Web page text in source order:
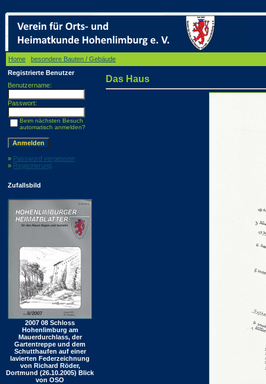
Home besondere Bauten / Gebäude
Registrierte Benutzer
Benutzername:
Passwort:
Beim nächsten Besuch
automatisch anmelden?
» Password vergessen
» Registrierung
Zufallsbild
2007 08 Schloss
Hohenlimburg am
Mauerdurchlass, der
Gartentreppe und dem
Schutthaufen auf einer
lavierten Federzeichnung
von Richard Röder,
Dortmund (26.10.2005) Blick
von OSO
Das Haus